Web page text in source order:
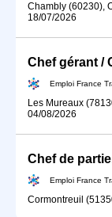
Chambly (60230),
18/07/2026
Chef gérant /
Emploi France
Les Mureaux
04/08/2026
Chef de
Emploi France
Cormontreuil